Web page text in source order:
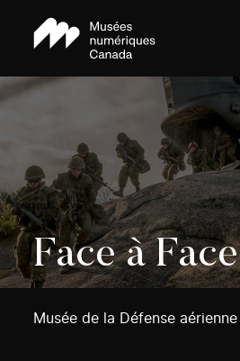
Face à Face
Musée de la Défense aérienne